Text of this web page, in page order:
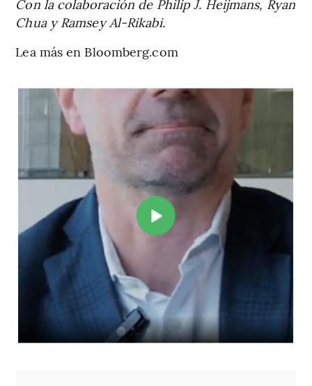
Con la colaboración de Philip J. Heijmans, Ryan
Chua y Ramsey Al-Rikabi.
Lea más en Bloomberg.com